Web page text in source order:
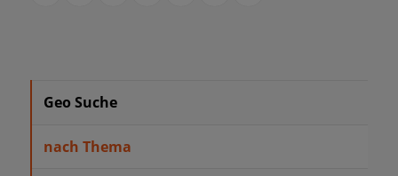
Geo Suche
nach Thema